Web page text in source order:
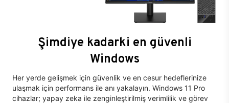
Şimdiye kadarki en güvenli
Windows
Her yerde gelişmek için güvenlik ve en cesur hedeflerinize
ulaşmak için performans ile anı yakalayın. Windows 11 Pro
cihazlar; yapay zeka ile zenginleştirilmiş verimlilik ve görev